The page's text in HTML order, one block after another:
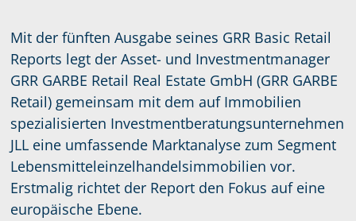
Mit der fünften Ausgabe seines GRR Basic Retail
Reports legt der Asset- und Investmentmanager
GRR GARBE Retail Real Estate GmbH (GRR GARBE
Retail) gemeinsam mit dem auf Immobilien
spezialisierten Investmentberatungsunternehmen
JLL eine umfassende Marktanalyse zum Segment
Lebensmitteleinzelhandelsimmobilien vor.
Erstmalig richtet der Report den Fokus auf eine
europäische Ebene.